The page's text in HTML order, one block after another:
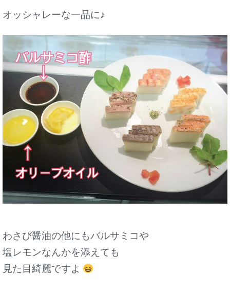
オッシャレーな一品に♪
わさび醤油の他にもバルサミコや
塩レモンなんかを添えても
見た目綺麗ですよ